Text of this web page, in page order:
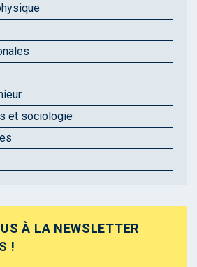
et sociologie
À LA NEWSLETTER
!